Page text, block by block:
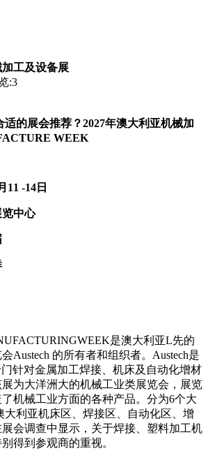
工及设备展
:3
适的展会推荐？2027年澳大利亚机械加
WEEK
11 -14日
览中心
是澳大利亚L先的
Austech 的所有者和组织者。Austech是
针对金属加工焊接、机床及自动化增材
为大洋洲大的机械工业类展览会，展览
机械工业方面的各种产品。分为6个大
大利亚机床区、焊接区、自动化区、增
会调查中显示，关于焊接、塑料加工机
得到参观商的重视。